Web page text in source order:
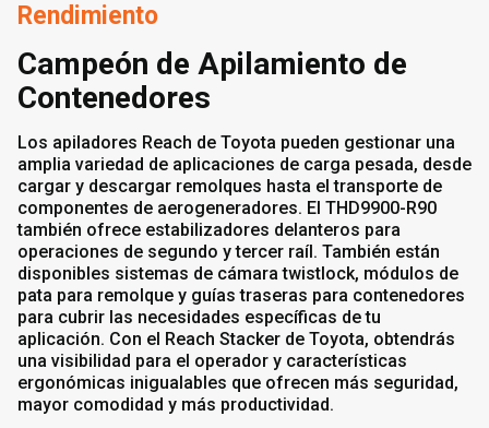
Rendimiento
Campeón de Apilamiento de
Contenedores
Los apiladores Reach de Toyota pueden gestionar una
amplia variedad de aplicaciones de carga pesada, desde
cargar y descargar remolques hasta el transporte de
componentes de aerogeneradores. El THD9900-R90
también ofrece estabilizadores delanteros para
operaciones de segundo y tercer raíl. También están
disponibles sistemas de cámara twistlock, módulos de
pata para remolque y guías traseras para contenedores
para cubrir las necesidades específicas de tu
aplicación. Con el Reach Stacker de Toyota, obtendrás
una visibilidad para el operador y características
ergonómicas inigualables que ofrecen más seguridad,
mayor comodidad y más productividad.